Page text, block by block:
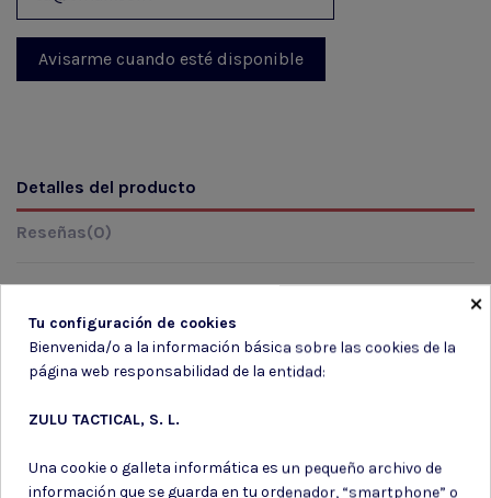
Detalles del producto
Reseñas(0)
Marca
×
Tu configuración de cookies
Bienvenida/o a la información básica sobre las cookies de la
página web responsabilidad de la entidad:
ZULU TACTICAL, S. L.
Una cookie o galleta informática es un pequeño archivo de
información que se guarda en tu ordenador, “smartphone” o